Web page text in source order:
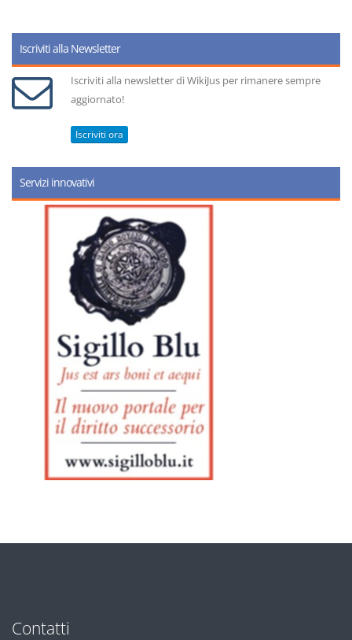
Iscriviti alla Newsletter
Iscriviti alla newsletter di WikiJus per rimanere sempre
aggiornato!
Iscriviti ora
Servizi innovativi
Contatti